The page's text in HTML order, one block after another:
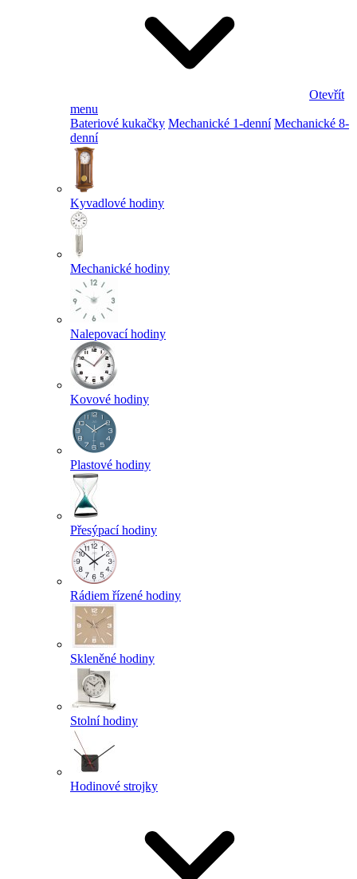
Otevřít
menu
Bateriové kukačky Mechanické 1-denní Mechanické 8-
denní
Kyvadlové hodiny
Mechanické hodiny
Nalepovací hodiny
Kovové hodiny
Plastové hodiny
Přesýpací hodiny
Rádiem řízené hodiny
Skleněné hodiny
Stolní hodiny
Hodinové strojky